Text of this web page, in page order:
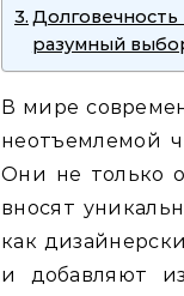
разумный
В мире
неотъемлемой
Они не только
вносят
как
и добавляют